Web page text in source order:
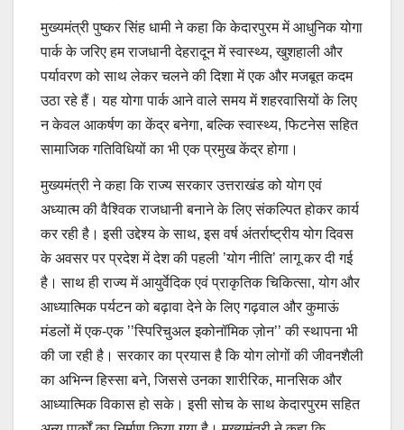
मुख्यमंत्री पुष्कर सिंह धामी ने कहा कि केदारपुरम में आधुनिक योगा
पार्क के जरिए हम राजधानी देहरादून में स्वास्थ्य, खुशहाली और
पर्यावरण को साथ लेकर चलने की दिशा में एक और मजबूत कदम
उठा रहे हैं। यह योगा पार्क आने वाले समय में शहरवासियों के लिए
न केवल आकर्षण का केंद्र बनेगा, बल्कि स्वास्थ्य, फिटनेस सहित
सामाजिक गतिविधियों का भी एक प्रमुख केंद्र होगा।
मुख्यमंत्री ने कहा कि राज्य सरकार उत्तराखंड को योग एवं
अध्यात्म की वैश्विक राजधानी बनाने के लिए संकल्पित होकर कार्य
कर रही है। इसी उद्देश्य के साथ, इस वर्ष अंतर्राष्ट्रीय योग दिवस
के अवसर पर प्रदेश में देश की पहली ’योग नीति’ लागू कर दी गई
है। साथ ही राज्य में आयुर्वेदिक एवं प्राकृतिक चिकित्सा, योग और
आध्यात्मिक पर्यटन को बढ़ावा देने के लिए गढ़वाल और कुमाऊं
मंडलों में एक-एक ’’स्पिरिचुअल इकोनॉमिक ज़ोन’’ की स्थापना भी
की जा रही है। सरकार का प्रयास है कि योग लोगों की जीवनशैली
का अभिन्न हिस्सा बने, जिससे उनका शारीरिक, मानसिक और
आध्यात्मिक विकास हो सके। इसी सोच के साथ केदारपुरम सहित